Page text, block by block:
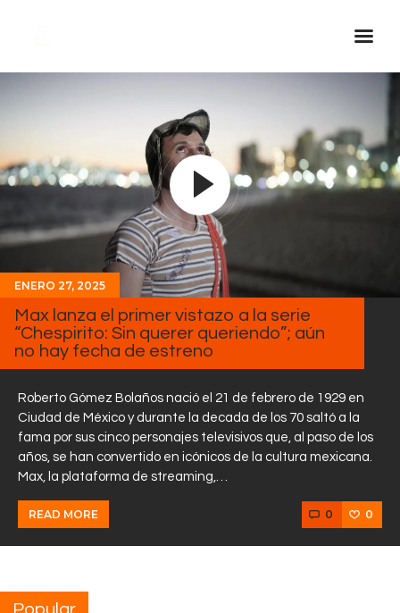
Inicio Real FM
Streaming
En Vivo
Descarga La APP
Programas
Noticias
Equipo
Sobre Nosotros
Contactos
ENERO 27, 2025
Max lanza el primer vistazo a la serie
“Chespirito: Sin querer queriendo”; aún
no hay fecha de estreno
Roberto Gómez Bolaños nació el 21 de febrero de 1929 en
Ciudad de México y durante la decada de los 70 saltó a la
fama por sus cinco personajes televisivos que, al paso de los
años, se han convertido en icónicos de la cultura mexicana.
Max, la plataforma de streaming,…
READ MORE 0 0